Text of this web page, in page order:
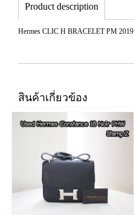
Product description
Hermes CLIC H BRACELET PM 2019
สินค้าเกี่ยวข้อง